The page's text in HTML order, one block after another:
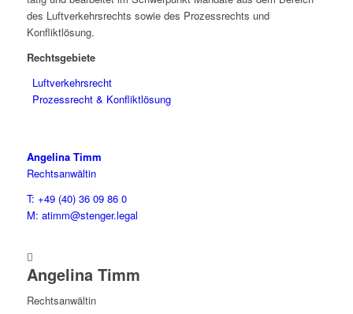
des Luftverkehrsrechts sowie des Prozessrechts und
Konfliktlösung.
Rechtsgebiete
Luftverkehrsrecht
Prozessrecht & Konfliktlösung
Angelina Timm
Rechtsanwältin
T: +49 (40) 36 09 86 0
M: atimm@stenger.legal

Angelina Timm
Rechtsanwältin